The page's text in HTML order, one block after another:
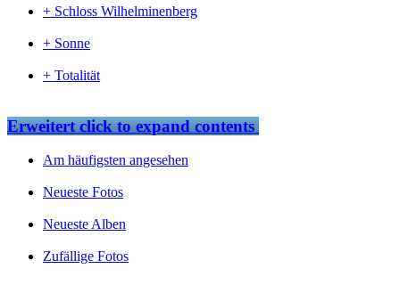
+ Schloss Wilhelminenberg
+ Sonne
+ Totalität
Erweitertclick to expand contents
Am häufigsten angesehen
Neueste Fotos
Neueste Alben
Zufällige Fotos